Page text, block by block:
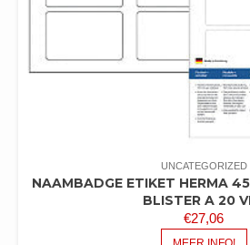
UNCATEGORIZED
NAAMBADGE ETIKET HERMA
BLISTER A 20
€27,06